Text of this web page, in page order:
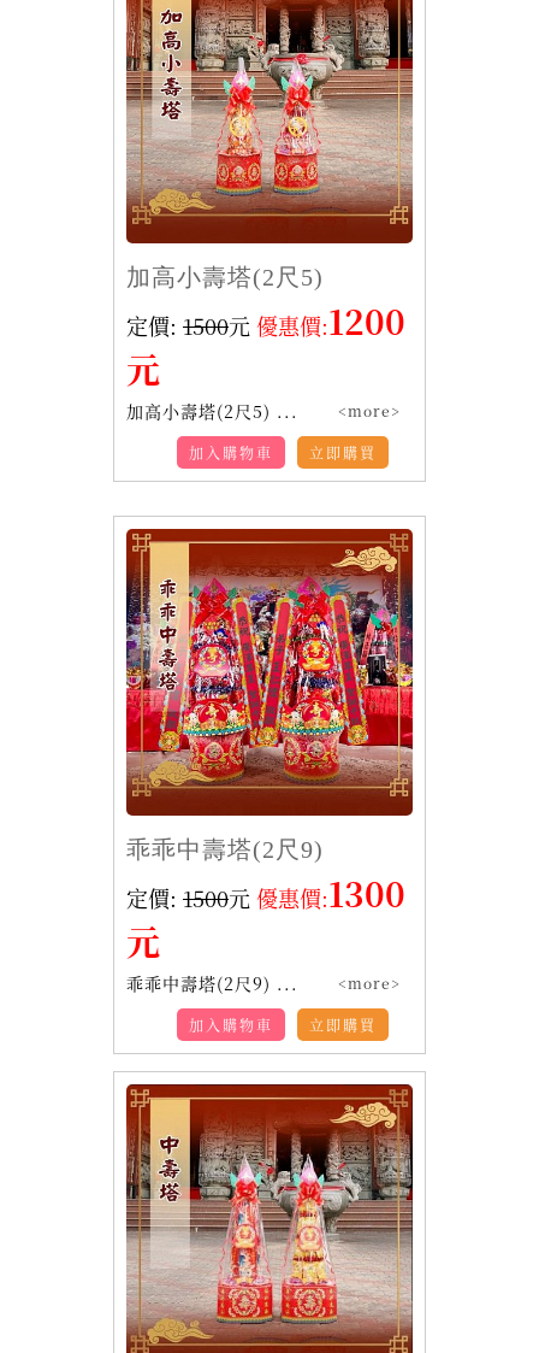
加高小壽塔(2尺5)
定價: 1500元 優惠價:1200
元
加高小壽塔(2尺5) ... <more>
立即購買
加入購物車
乖乖中壽塔(2尺9)
定價: 1500元 優惠價:1300
元
乖乖中壽塔(2尺9) ... <more>
立即購買
加入購物車